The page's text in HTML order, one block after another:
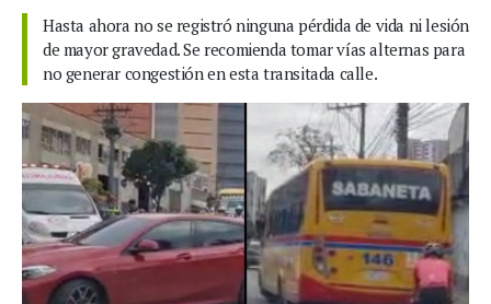
Hasta ahora no se registró ninguna pérdida de vida ni lesión
de mayor gravedad. Se recomienda tomar vías alternas para
no generar congestión en esta transitada calle.